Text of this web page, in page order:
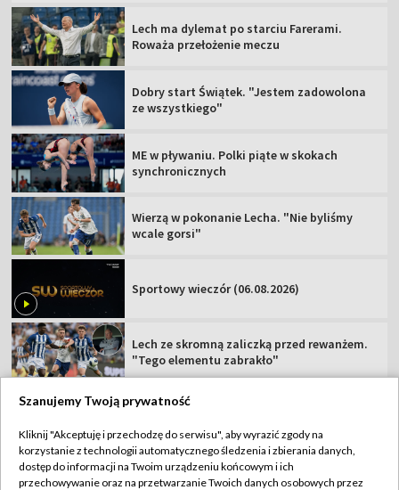
Lech ma dylemat po starciu Farerami.
Roważa przełożenie meczu
Dobry start Świątek. "Jestem zadowolona
ze wszystkiego"
ME w pływaniu. Polki piąte w skokach
synchronicznych
Wierzą w pokonanie Lecha. "Nie byliśmy
wcale gorsi"
Sportowy wieczór (06.08.2026)
Lech ze skromną zaliczką przed rewanżem.
"Tego elementu zabrakło"
TVP
Abonament TVP
Regulamin TVP
Szanujemy Twoją prywatność
Kliknij "Akceptuję i przechodzę do serwisu", aby wyrazić zgody na
korzystanie z technologii automatycznego śledzenia i zbierania danych,
dostęp do informacji na Twoim urządzeniu końcowym i ich
przechowywanie oraz na przetwarzanie Twoich danych osobowych przez